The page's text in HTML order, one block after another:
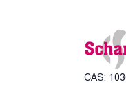
CAS: